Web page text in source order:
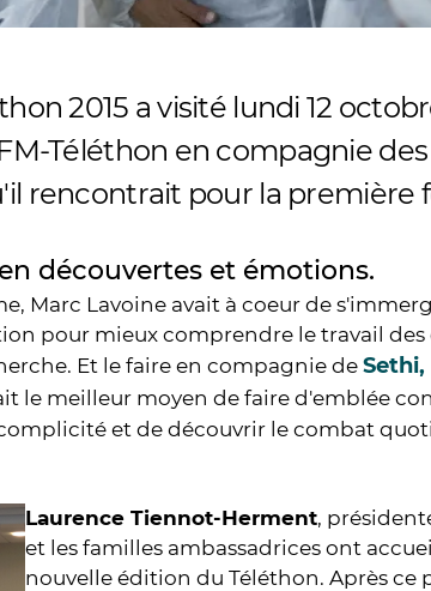
2015 a visité lundi 12
Téléthon en compagnie
rencontrait pour la première
découvertes et émotions.
Marc Lavoine avait à coeur de
pour mieux comprendre le travail
Et le faire en compagnie deSethi,
le meilleur moyen de faire d'emblée
et de découvrir le combat
Laurence Tiennot-Herment,
et les familles ambassadrices ont
nouvelle édition du Téléthon. Après ce